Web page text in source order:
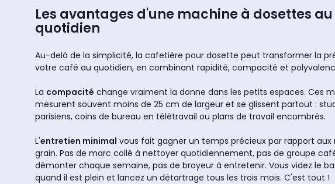
Les avantages d'une machine à dosettes au
quotidien
Au-delà de la simplicité, la cafetière pour dosette peut transformer la
votre café au quotidien, en combinant rapidité, compacité et
La compacité change vraiment la donne dans les petits espaces. Ces
mesurent souvent moins de 25 cm de largeur et se glissent partout :
parisiens, coins de bureau en télétravail ou plans de travail encombrés.
L'entretien minimal vous fait gagner un temps précieux par rapport aux
grain. Pas de marc collé à nettoyer quotidiennement, pas de groupe
démonter chaque semaine, pas de broyeur à entretenir. Vous videz le
quand il est plein et lancez un détartrage tous les trois mois. C'est tout !